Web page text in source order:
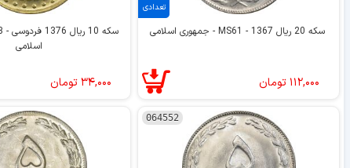
تعدادی
سکه 20 ریال 1367 - MS61 - جمهوری اسلامی
۱۱۲,۰۰۰ تومان
اسلامی
۳۴,۰۰۰ تومان
064552